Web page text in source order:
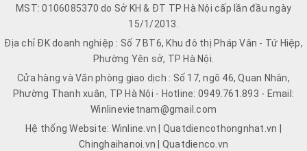
MST: 0106085370 do Sở KH & ĐT TP Hà Nội cấp lần đầu ngày
15/1/2013.
Địa chỉ ĐK doanh nghiệp : Số 7 BT6, Khu đô thị Pháp Vân - Tứ Hiệp,
Phường Yên sở, TP Hà Nội.
Cửa hàng và Văn phòng giao dịch : Số 17, ngõ 46, Quan Nhân,
Phường Thanh xuân, TP Hà Nội - Hotline: 0949.761.893 - Email:
Winlinevietnam@gmail.com
Hệ thống Website: Winline.vn | Quatdiencothongnhat.vn |
Chinghaihanoi.vn | Quatdienco.vn